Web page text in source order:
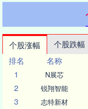
个股涨幅 个股跌幅
排名
名称
1
N展芯
2 锐翔智能
3 志特新材